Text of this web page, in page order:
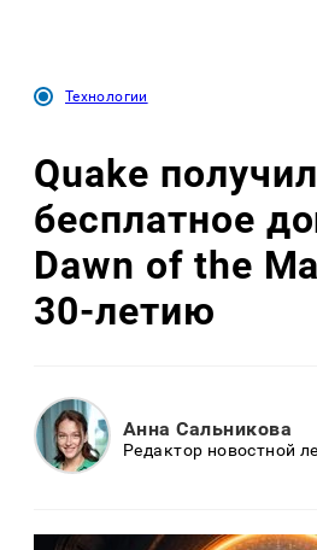
Технологии
Quake получил
бесплатное
Dawn of the
30-летию
Анна Сальникова
Редактор новостной